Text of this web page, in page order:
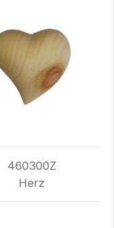
460300Z
Herz